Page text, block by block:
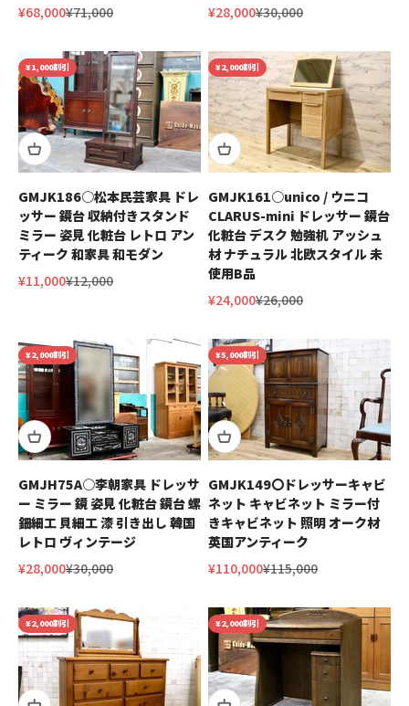
セール価格
¥68,000通常価格
¥71,000
セール価格
¥28,000通常価格
¥30,000
¥1,000割引
GMJK186○松本民芸家具 ドレ
ッサー 鏡台 収納付きスタンド
ミラー 姿見 化粧台 レトロ アン
ティーク 和家具 和モダン
セール価格
¥11,000通常価格
¥12,000
¥2,000割引
GMJK161○unico / ウニコ
CLARUS-mini ドレッサー 鏡台
化粧台 デスク 勉強机 アッシュ
材 ナチュラル 北欧スタイル 未
使用B品
セール価格
¥24,000通常価格
¥26,000
¥2,000割引
GMJH75A○李朝家具 ドレッサ
ー ミラー 鏡 姿見 化粧台 鏡台 螺
鈿細工 貝細工 漆 引き出し 韓国
レトロ ヴィンテージ
セール価格
¥28,000通常価格
¥30,000
¥5,000割引
GMJK149〇ドレッサーキャビ
ネット キャビネット ミラー付
きキャビネット 照明 オーク材
英国アンティーク
セール価格
¥110,000通常価格
¥115,000
¥2,000割引 ¥2,000割引